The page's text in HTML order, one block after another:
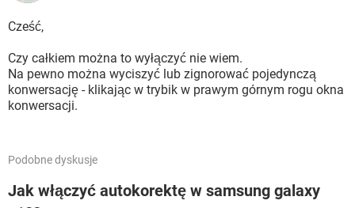
Cześć,
Czy całkiem można to wyłączyć nie wiem.
Na pewno można wyciszyć lub zignorować pojedynczą
konwersację - klikając w trybik w prawym górnym rogu okna
konwersacji.
Podobne dyskusje
Jak włączyć autokorektę w samsung galaxy